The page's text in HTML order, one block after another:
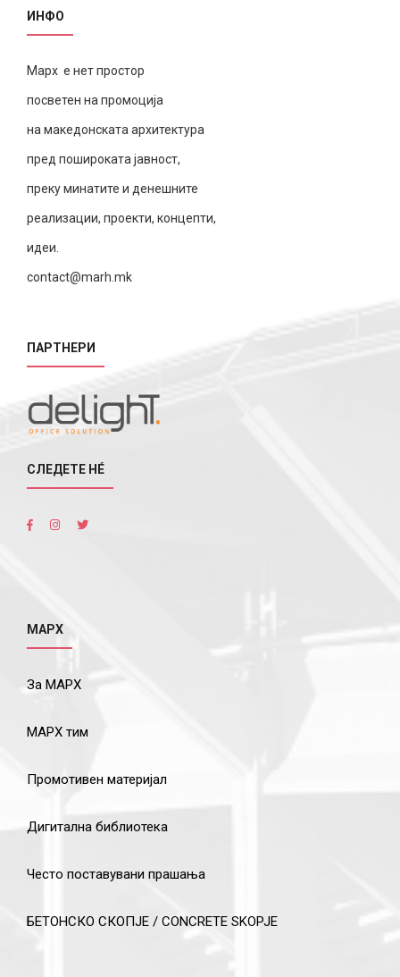
ИНФО
Марх е нет простор
посветен на промоција
на македонската архитектура
пред пошироката јавност,
преку минатите и денешните
реализации, проекти, концепти,
идеи.
contact@marh.mk
ПАРТНЕРИ
СЛЕДЕТЕ НÉ
МАРХ
За МАРХ
МАРХ тим
Промотивен материјал
Дигитална библиотека
Често поставувани прашања
БЕТОНСКО СКОПЈЕ / CONCRETE SKOPJE